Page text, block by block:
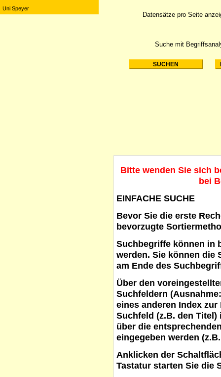
Uni Speyer
Suche mit
Datensätze pro Seite
Bitte wenden Sie sich
bei
EINFACHE SUCHE
Bevor Sie die erste
bevorzugte
Suchbegriffe können in
werden. Sie können die
am Ende des
Über den
Suchfeldern
eines anderen Index
Suchfeld (z.B. den
über die
eingegeben werden
Anklicken der
Tastatur starten Sie die